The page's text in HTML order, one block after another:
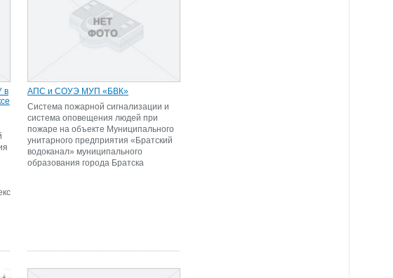
в
АПС и СОУЭ МУП «БВК»
Система пожарной сигнализации и
система оповещения людей при
пожаре на объекте Муниципального
унитарного предприятия «Братский
водоканал» муниципального
образования города Братска